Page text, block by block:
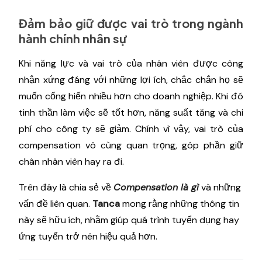
Đảm bảo giữ được vai trò trong ngành
hành chính nhân sự
Khi năng lực và vai trò của nhân viên được công
nhận xứng đáng với những lợi ích, chắc chắn họ sẽ
muốn cống hiến nhiều hơn cho doanh nghiệp. Khi đó
tinh thần làm việc sẽ tốt hơn, năng suất tăng và chi
phí cho công ty sẽ giảm. Chính vì vậy, vai trò của
compensation vô cùng quan trọng, góp phần giữ
chân nhân viên hay ra đi.
Trên đây là chia sẻ về Compensation là gìvà những
vấn đề liên quan. Tancamong rằng những thông tin
này sẽ hữu ích, nhằm giúp quá trình tuyển dụng hay
ứng tuyển trở nên hiệu quả hơn.